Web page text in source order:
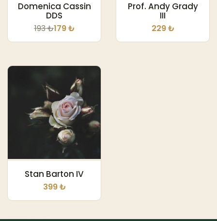
Domenica Cassin
DDS
193 ₺179 ₺
Prof. Andy Grady
III
229 ₺
Stan Barton IV
399 ₺